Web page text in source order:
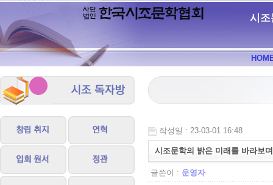
시조
작성일 : 23-03-01 16:48
시조문학의 밝은 미래를 바라보며
글쓴이 : 운영자